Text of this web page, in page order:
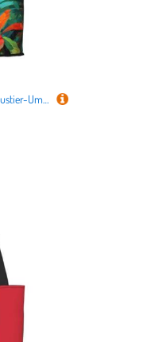
Ölgemalte Katze bedruckte Haustier-Umhängetasche zum Ausgehen – kleine Hunde und Katzen Doppelzweck-Umhängetasche